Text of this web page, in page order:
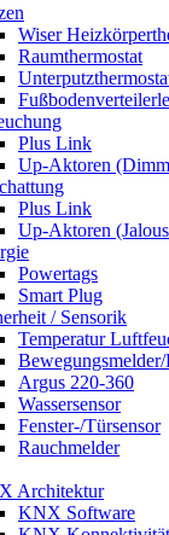
Wiser
Raumthermostat
Plus Link
Up-Aktoren
Plus Link
Up-Aktoren
Powertags
Smart Plug
/ Sensorik
Temperatur
Argus 220-360
Wassersensor
Fenster-/Türsensor
Rauchmelder
Architektur
KNX Software